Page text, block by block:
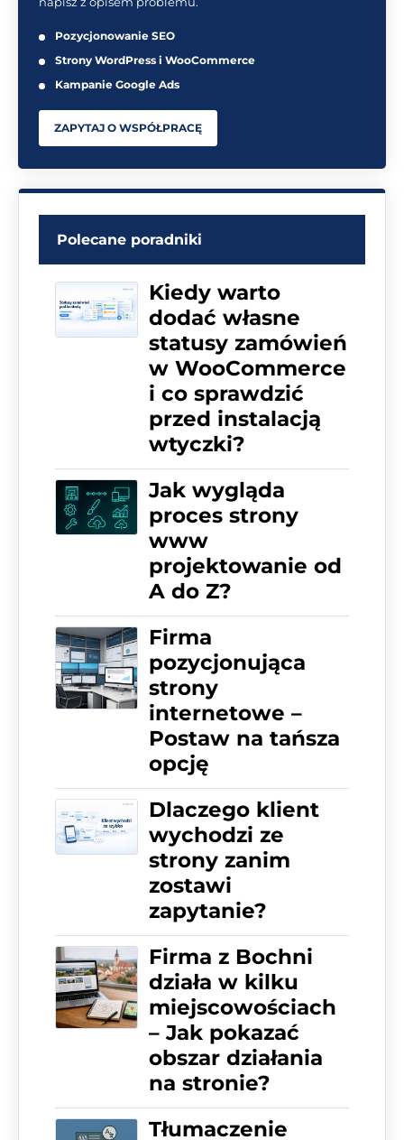
Pozycjonowanie SEO
Strony WordPress i WooCommerce
Kampanie Google Ads
ZAPYTAJ O WSPÓŁPRACĘ
Polecane poradniki
Kiedy warto
dodać własne
statusy zamówień
w WooCommerce
i co sprawdzić
przed instalacją
wtyczki?
Jak wygląda
proces strony
www
projektowanie od
A do Z?
Firma
pozycjonująca
strony
internetowe –
Postaw na tańsza
opcję
Dlaczego klient
wychodzi ze
strony zanim
zostawi
zapytanie?
Firma z Bochni
działa w kilku
miejscowościach
– Jak pokazać
obszar działania
na stronie?
Tłumaczenie